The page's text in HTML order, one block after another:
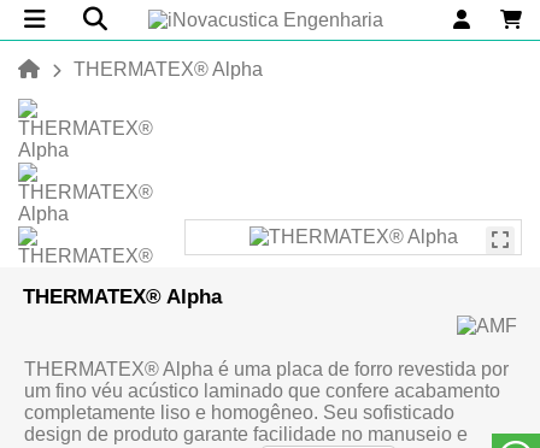
THERMATEX® Alpha
THERMATEX® Alpha
THERMATEX® Alpha é uma placa de forro revestida por
um fino véu acústico laminado que confere acabamento
completamente liso e homogêneo. Seu sofisticado
design de produto garante facilidade no manuseio e